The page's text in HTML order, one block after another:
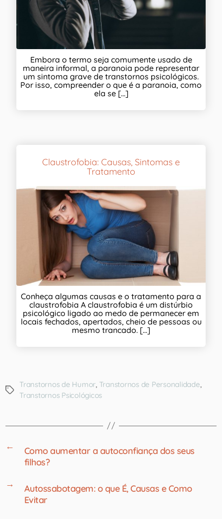
Embora o termo seja comumente usado de
maneira informal, a paranoia pode representar
um sintoma grave de transtornos psicológicos.
Por isso, compreender o que é a paranoia, como
ela se [...]
Claustrofobia: Causas, Sintomas e
Tratamento
Conheça algumas causas e o tratamento para a
claustrofobia A claustrofobia é um distúrbio
psicológico ligado ao medo de permanecer em
locais fechados, apertados, cheio de pessoas ou
mesmo trancado. [...]
Transtornos de Humor, Transtornos de Personalidade,
Transtornos Psicológicos
←
Como aumentar a autoconfiança dos seus
filhos?
→
Autossabotagem: o que É, Causas e Como
Evitar